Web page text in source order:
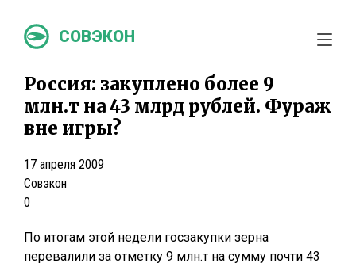
СОВЭКОН
Россия: закуплено более 9
млн.т на 43 млрд рублей. Фураж
вне игры?
17 апреля 2009
Совэкон
0
По итогам этой недели госзакупки зерна
перевалили за отметку 9 млн.т на сумму почти 43